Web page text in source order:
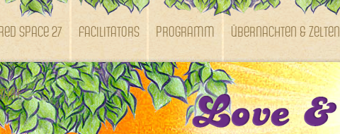
SPACE 27 Facilitators Programm Übernachten & Zelten